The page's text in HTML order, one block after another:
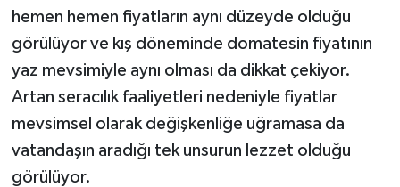
hemen hemen fiyatların aynı düzeyde olduğu
görülüyor ve kış döneminde domatesin fiyatının
yaz mevsimiyle aynı olması da dikkat çekiyor.
Artan seracılık faaliyetleri nedeniyle fiyatlar
mevsimsel olarak değişkenliğe uğramasa da
vatandaşın aradığı tek unsurun lezzet olduğu
görülüyor.